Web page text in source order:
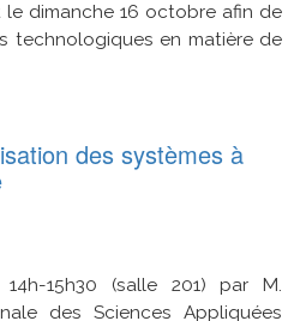
le dimanche 16 octobre afin de
technologiques en matière de
des systèmes à
15h30 (salle 201) par M.
des Sciences Appliquées